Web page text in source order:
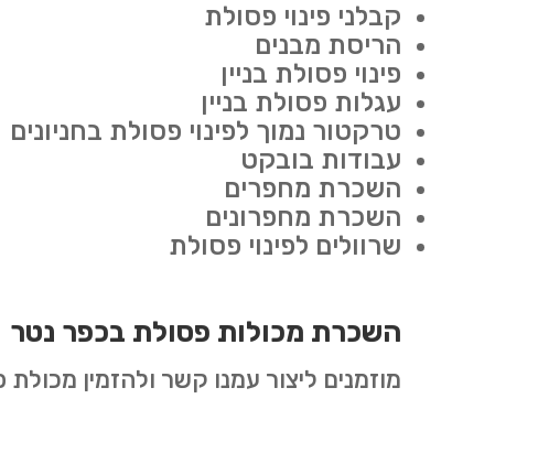
קבלני פינוי פסולת
הריסת מבנים
פינוי פסולת בניין
עגלות פסולת בניין
טרקטור נמוך לפינוי פסולת בחניונים
עבודות בובקט
השכרת מחפרים
השכרת מחפרונים
שרוולים לפינוי פסולת
השכרת מכולות פסולת בכפר נטר
מוזמנים ליצור עמנו קשר ולהזמין